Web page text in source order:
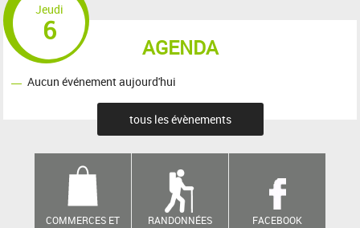
AGENDA
Jeudi
6
Aucun événement aujourd'hui
tous les évènements
COMMERCES ET
RANDONNÉES FACEBOOK